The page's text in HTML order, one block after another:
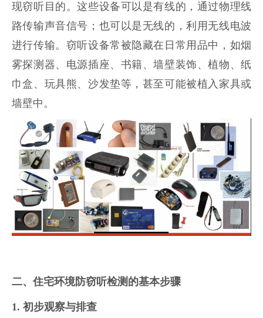
现窃听目的。这些设备可以是有线的，通过物理线
路传输声音信号；也可以是无线的，利用无线电波
进行传输。窃听设备常被隐藏在日常用品中，如烟
雾探测器、电源插座、书籍、墙壁装饰、植物、纸
巾盒、玩具熊、沙发垫等，甚至可能被植入家具或
墙壁中。
二、住宅环境防窃听检测的基本步骤
1. 初步观察与排查